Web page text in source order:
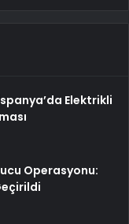
Elektrikli
Operasyonu: